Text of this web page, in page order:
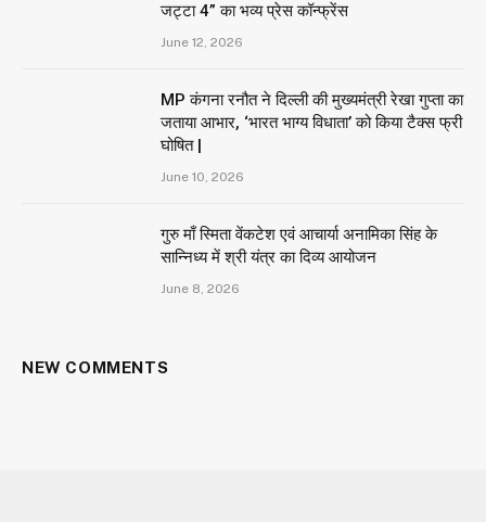
जट्टा 4” का भव्य प्रेस कॉन्फ्रेंस
June 12, 2026
MP कंगना रनौत ने दिल्ली की मुख्यमंत्री रेखा गुप्ता का
जताया आभार, ‘भारत भाग्य विधाता’ को किया टैक्स फ्री
घोषित |
June 10, 2026
गुरु माँ स्मिता वेंकटेश एवं आचार्या अनामिका सिंह के
सान्निध्य में श्री यंत्र का दिव्य आयोजन
June 8, 2026
NEW COMMENTS